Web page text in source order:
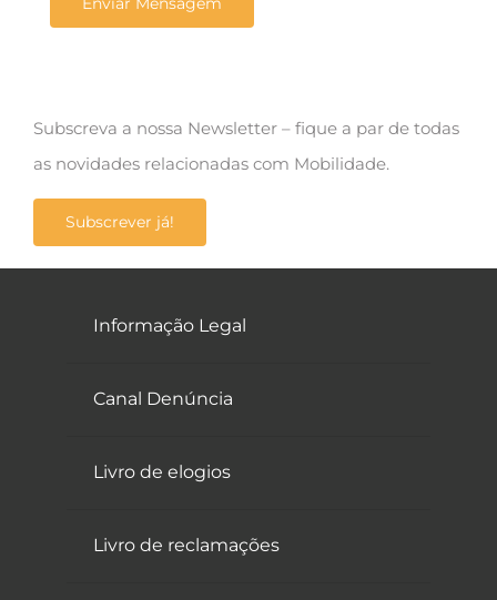
Subscreva a nossa Newsletter – fique a par de todas
as novidades relacionadas com Mobilidade.
Subscrever já!
Informação Legal
Canal Denúncia
Livro de elogios
Livro de reclamações